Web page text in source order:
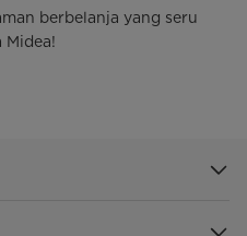
berbelanja yang seru
Midea!